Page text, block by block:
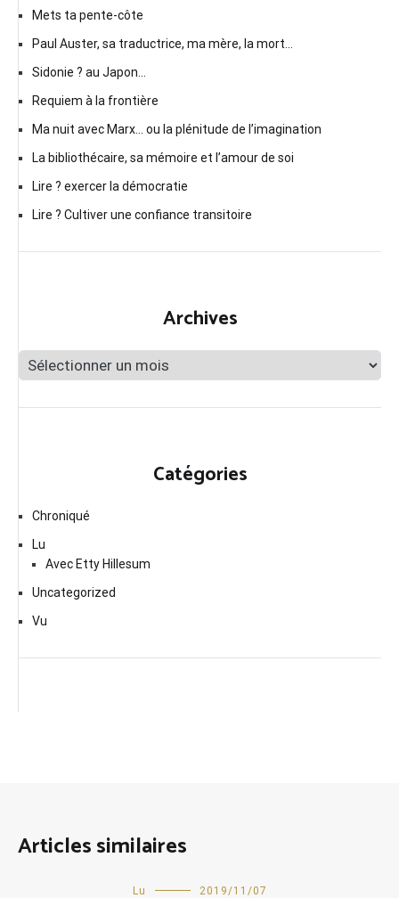
Mets ta pente-côte
Paul Auster, sa traductrice, ma mère, la mort…
Sidonie ? au Japon…
Requiem à la frontière
Ma nuit avec Marx… ou la plénitude de l’imagination
La bibliothécaire, sa mémoire et l’amour de soi
Lire ? exercer la démocratie
Lire ? Cultiver une confiance transitoire
Archives
Archives
Catégories
Chroniqué
Lu
Avec Etty Hillesum
Uncategorized
Vu
Articles similaires
Lu 2019/11/07